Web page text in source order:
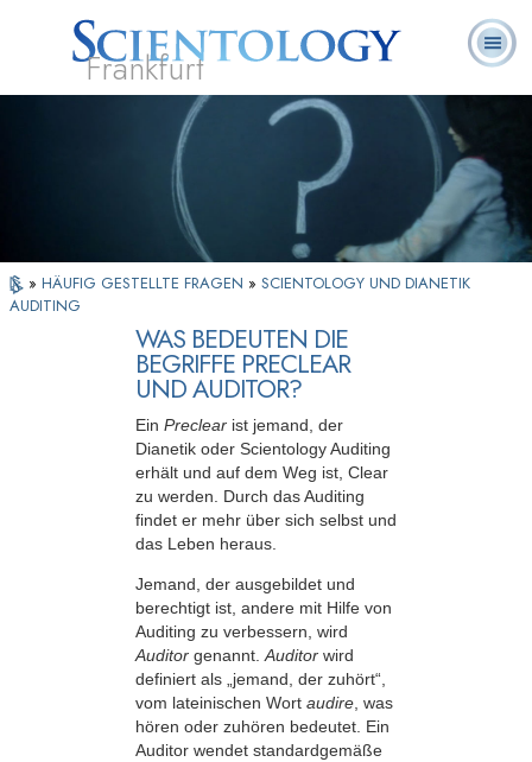
Frankfurt
Scientology?
Ehrenamtliche
Geistliche
Häufig gestellte
Fragen
» HÄUFIG GESTELLTE FRAGEN » SCIENTOLOGY UND DIANETIK
AUDITING
WAS BEDEUTEN DIE
BEGRIFFE PRECLEAR
UND AUDITOR?
Ein Preclear ist jemand, der
Dianetik oder Scientology Auditing
erhält und auf dem Weg ist, Clear
zu werden. Durch das Auditing
findet er mehr über sich selbst und
das Leben heraus.
Jemand, der ausgebildet und
berechtigt ist, andere mit Hilfe von
Auditing zu verbessern, wird
Auditor genannt.Auditor wird
definiert als „jemand, der zuhört“,
vom lateinischen Wort audire, was
hören oder zuhören bedeutet. Ein
Auditor wendet standardgemäße